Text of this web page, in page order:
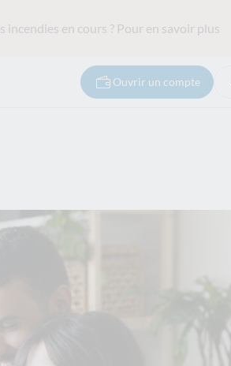
incendies en cours ? Pour en savoir plus
Ouvrir un compte